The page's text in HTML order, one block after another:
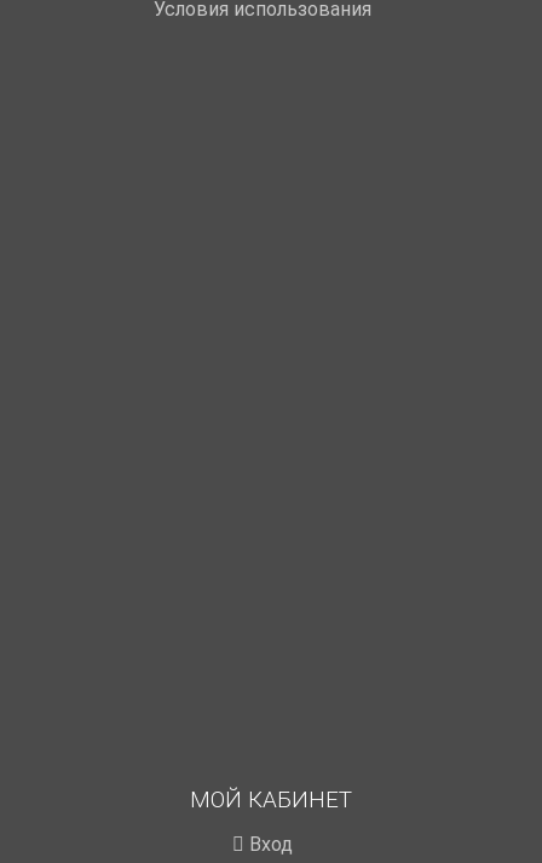
Условия использования
МОЙ КАБИНЕТ
Вход